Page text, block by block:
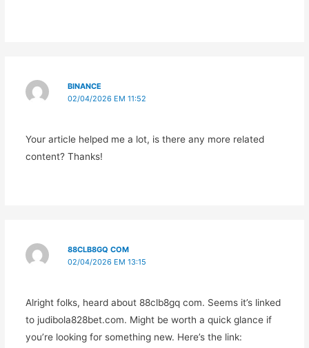
BINANCE
02/04/2026 EM 11:52
Your article helped me a lot, is there any more related
content? Thanks!
88CLB8GQ COM
02/04/2026 EM 13:15
Alright folks, heard about 88clb8gq com. Seems it’s linked
to judibola828bet.com. Might be worth a quick glance if
you’re looking for something new. Here’s the link: